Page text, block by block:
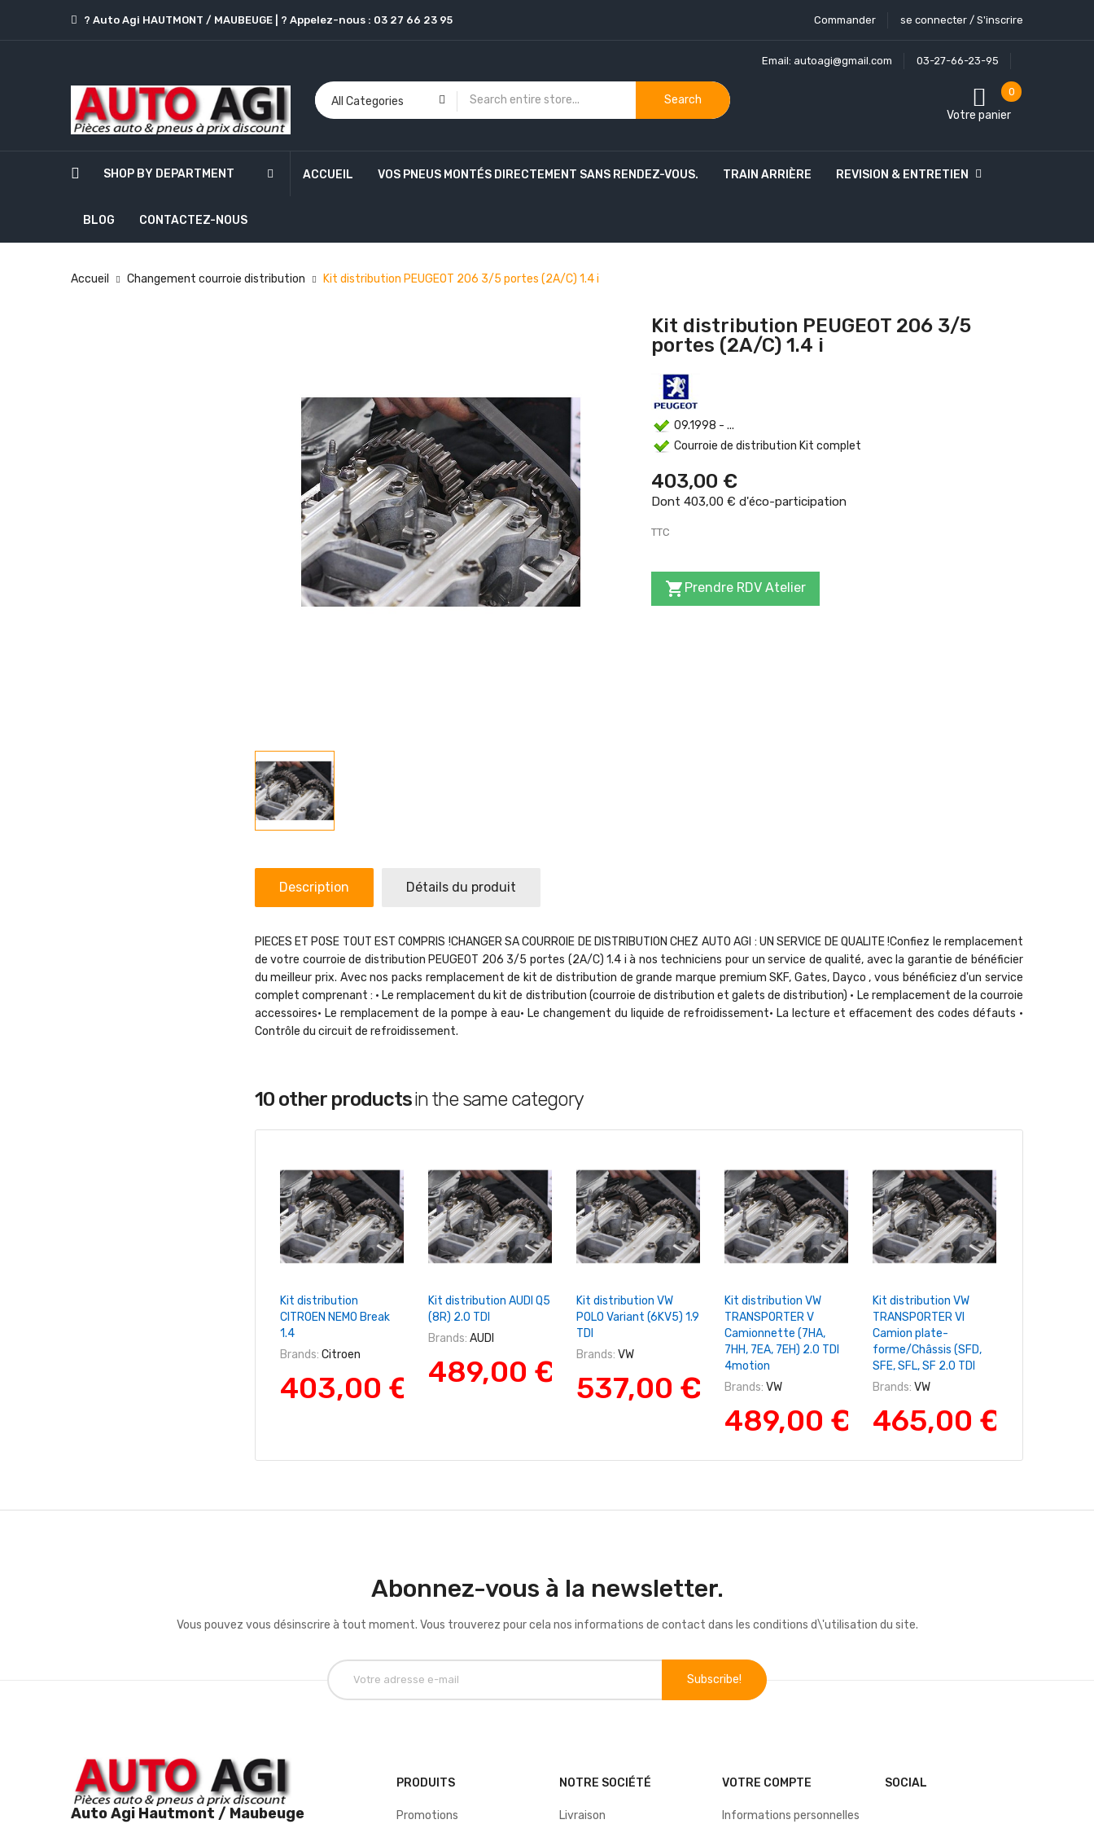
? Auto Agi HAUTMONT / MAUBEUGE ? Appelez-nous : 03 27 66 23 95 se connecter / S'inscrire
Commander
03-27-66-23-95
Email: autoagi@gmail.com
Search
0
Votre panier
SHOP BY DEPARTMENT ACCUEIL VOS PNEUS MONTÉS DIRECTEMENT SANS RENDEZ-VOUS. TRAIN ARRIÈRE REVISION & ENTRETIEN
BLOG CONTACTEZ-NOUS
Accueil Changement courroie distribution Kit distribution PEUGEOT 206 3/5 portes (2A/C) 1.4 i
Kit distribution PEUGEOT 206 3/5
portes (2A/C) 1.4 i
09.1998 - ...
Courroie de distribution Kit complet
403,00 €
Dont 403,00 € d'éco-participation
TTC
 Prendre RDV Atelier
Description Détails du produit
PIECES ET POSE TOUT EST COMPRIS !CHANGER SA COURROIE DE DISTRIBUTION CHEZ AUTO AGI : UN SERVICE DE QUALITE !Confiez le remplacement
de votre courroie de distribution PEUGEOT 206 3/5 portes (2A/C) 1.4 i à nos techniciens pour un service de qualité, avec la garantie de bénéficier
du meilleur prix. Avec nos packs remplacement de kit de distribution de grande marque premium SKF, Gates, Dayco , vous bénéficiez d'un service
complet comprenant : • Le remplacement du kit de distribution (courroie de distribution et galets de distribution) • Le remplacement de la courroie
accessoires• Le remplacement de la pompe à eau• Le changement du liquide de refroidissement• La lecture et effacement des codes défauts •
Contrôle du circuit de refroidissement.
10 other productsin the same category
+ Ajouter Au Panier
Kit distribution
CITROEN NEMO Break
1.4
Brands: Citroen
403,00 €
+ Ajouter Au Panier
Kit distribution AUDI Q5
(8R) 2.0 TDI
Brands: AUDI
489,00 €
+ Ajouter Au Panier
Kit distribution VW
POLO Variant (6KV5) 1.9
TDI
Brands: VW
537,00 €
+ Ajouter Au Panier
Kit distribution VW
TRANSPORTER V
Camionnette (7HA,
7HH, 7EA, 7EH) 2.0 TDI
4motion
Brands: VW
489,00 €
+ Ajouter Au Panier
Kit distribution VW
TRANSPORTER VI
Camion plate-
forme/Châssis (SFD,
SFE, SFL, SF 2.0 TDI
Brands: VW
465,00 €
Abonnez-vous à la newsletter.
Vous pouvez vous désinscrire à tout moment. Vous trouverez pour cela nos informations de contact dans les conditions d\'utilisation du site.
Auto Agi Hautmont / Maubeuge
PRODUITS
Promotions
NOTRE SOCIÉTÉ
Livraison
VOTRE COMPTE
Informations personnelles
SOCIAL